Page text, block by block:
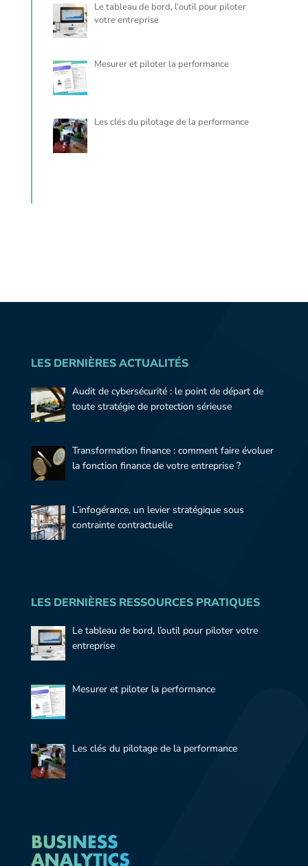
Le tableau de bord, l’outil pour piloter
votre entreprise
Mesurer et piloter la performance
Les clés du pilotage de la performance
LES DERNIÈRES ACTUALITÉS
Audit de cybersécurité : le point de départ de
toute stratégie de protection sérieuse
Transformation finance : comment faire évoluer
la fonction finance de votre entreprise ?
L’infogérance, un levier stratégique sous
contrainte contractuelle
LES DERNIÈRES RESSOURCES PRATIQUES
Le tableau de bord, l’outil pour piloter votre
entreprise
Mesurer et piloter la performance
Les clés du pilotage de la performance